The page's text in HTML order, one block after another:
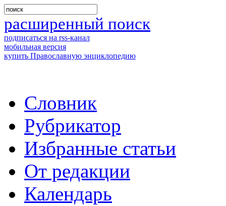
расширенный поиск
подписаться на rss-канал
мобильная версия
купить Православную энциклопедию
Словник
Рубрикатор
Избранные статьи
От редакции
Календарь